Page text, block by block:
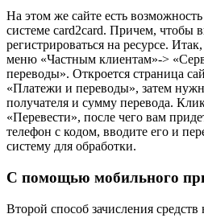
На этом же сайте есть
системе card2card. Причем, чтобы
регистрироваться на ресурсе.
меню «Частным клиентам»->
переводы». Откроется страница
«Платежи и переводы», затем
получателя и сумму перевода.
«Перевести», после чего вам
телефон с кодом, вводите его и
систему для обработки.
С помощью мобильного
Второй способ зачисления